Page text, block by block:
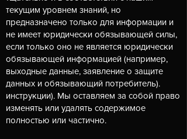
текущим уровнем знаний, но
предназначено только для информации и
не имеет юридически обязывающей силы,
если только оно не является юридически
обязывающей информацией (например,
выходные данные, заявление о защите
данных и обязывающий потребитель).
инструкции). Мы оставляем за собой право
изменять или удалять содержимое
полностью или частично.